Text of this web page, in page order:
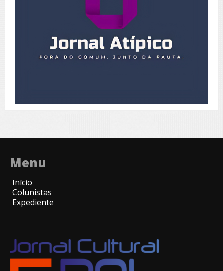
Menu
Início
Colunistas
Expediente